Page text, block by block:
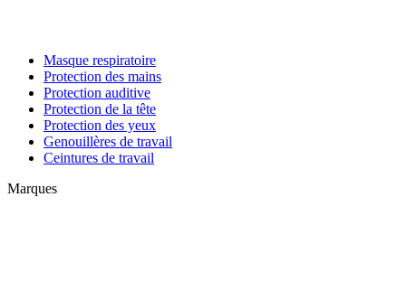
Masque respiratoire
Protection des mains
Protection auditive
Protection de la tête
Protection des yeux
Genouillères de travail
Ceintures de travail
Marques